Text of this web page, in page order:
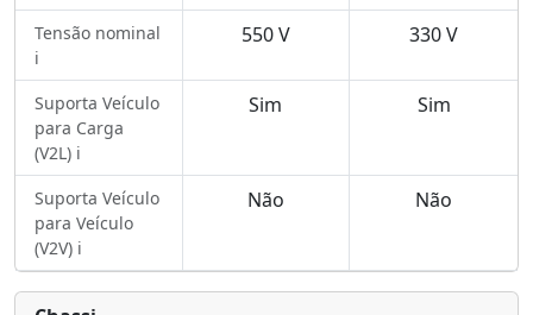
Tensão nominal
ℹ️
550 V 330 V
Suporta Veículo
para Carga
(V2L) ℹ️
Sim Sim
Suporta Veículo
para Veículo
(V2V) ℹ️
Não Não